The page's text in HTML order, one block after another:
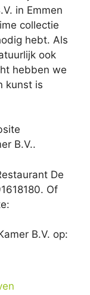
in Emmen
collectie
hebt. Als
ook
hebben we
kunst is
B.V..
De
Of
B.V. op: